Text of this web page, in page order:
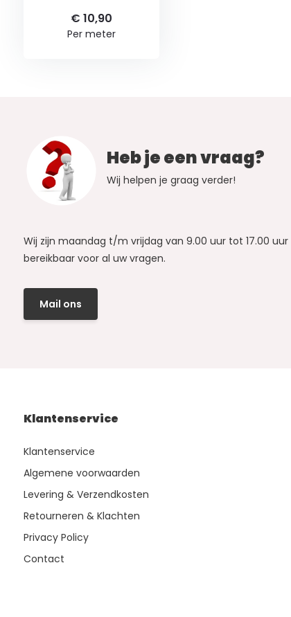
€ 10,90
Per meter
Heb je een vraag?
Wij helpen je graag verder!
Wij zijn maandag t/m vrijdag van 9.00 uur tot 17.00 uur
bereikbaar voor al uw vragen.
Mail ons
Klantenservice
Klantenservice
Algemene voorwaarden
Levering & Verzendkosten
Retourneren & Klachten
Privacy Policy
Contact